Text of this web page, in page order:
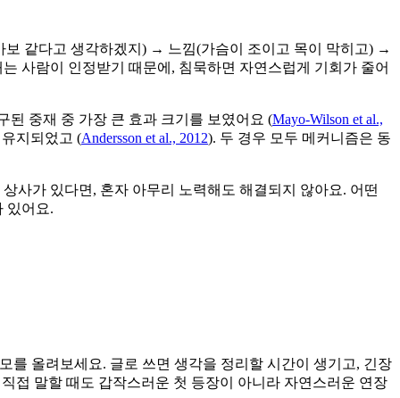
같다고 생각하겠지) → 느낌(가슴이 조이고 목이 막히고) →
사람이 인정받기 때문에, 침묵하면 자연스럽게 기회가 줄어
된 중재 중 가장 큰 효과 크기를 보였어요 (Mayo-Wilson et al.,
유지되었고 (Andersson et al., 2012). 두 경우 모두 메커니즘은 동
사가 있다면, 혼자 아무리 노력해도 해결되지 않아요. 어떤
있어요.
를 올려보세요. 글로 쓰면 생각을 정리할 시간이 생기고, 긴장
접 말할 때도 갑작스러운 첫 등장이 아니라 자연스러운 연장